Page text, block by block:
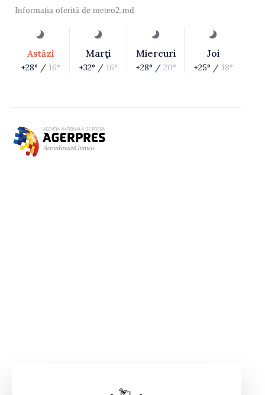
Informația oferită de meteo2.md
Astăzi
+28° / 16°
Marţi
+32° / 16°
Miercuri
+28° / 20°
Joi
+25° / 18°